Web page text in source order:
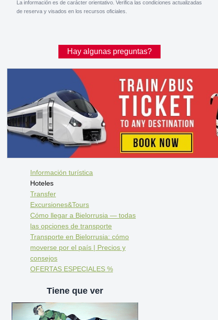
La información es de carácter orientativo. Verifica las condiciones actualizadas
de reserva y visados en los recursos oficiales.
Hay algunas preguntas?
Información turística
Hoteles
Transfer
Excursiones&Tours
Cómo llegar a Bielorrusia — todas
las opciones de transporte
Transporte en Bielorrusia: cómo
moverse por el país | Precios y
consejos
OFERTAS ESPECIALES %
Tiene que ver